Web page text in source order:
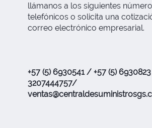
llámanos a los siguientes
telefónicos o solicita una
correo electrónico empresarial.
+57 (5) 6930541 / +57 (5)
3207444757/